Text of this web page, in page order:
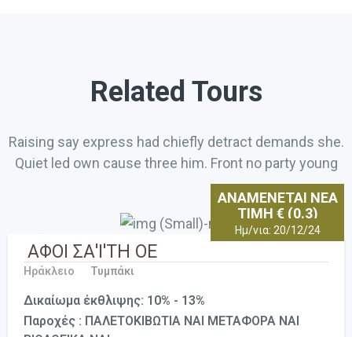
Related Tours
Raising say express had chiefly detract demands she.
Quiet led own cause three him. Front no party young
ΑΝΑΜΕΝΕΤΑΙ ΝΕΑ
ΤΙΜΗ € (0.3)
Ημ/νια: 20/12/24
ΑΦΟΙ ΣΑ'Ι'ΤΗ ΟΕ
Ηράκλειο Τυμπάκι
Δικαίωμα έκθλιψης: 10% - 13%
Παροχές : ΠΑΛΕΤΟΚΙΒΩΤΙΑ ΝΑΙ ΜΕΤΑΦΟΡΑ ΝΑΙ